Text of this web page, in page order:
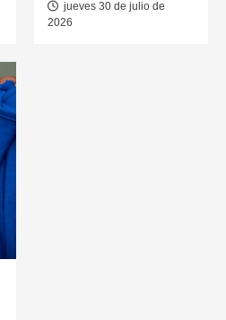
jueves 30 de julio de
2026